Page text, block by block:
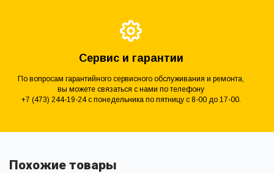
Сервис и гарантии
По вопросам гарантийного сервисного обслуживания и ремонта,
вы можете связаться с нами по телефону
+7 (473) 244-19-24 с понедельника по пятницу с 8-00 до 17-00.
Похожие товары